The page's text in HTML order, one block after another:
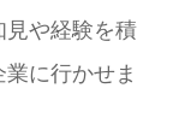
見や経験を積
に行かせま